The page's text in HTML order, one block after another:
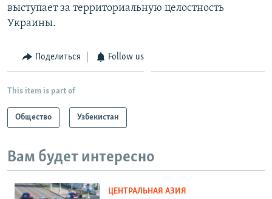
выступает за территориальную целостность
Украины.
Поделиться Follow us
This item is part of
Общество Узбекистан
Вам будет интересно
ЦЕНТРАЛЬНАЯ АЗИЯ